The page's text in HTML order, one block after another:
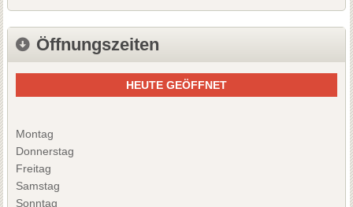
Öffnungszeiten
HEUTE GEÖFFNET
Montag
Donnerstag
Freitag
Samstag
Sonntag